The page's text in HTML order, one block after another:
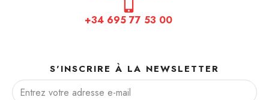
+34 695 77 53 00
S'INSCRIRE À LA NEWSLETTER